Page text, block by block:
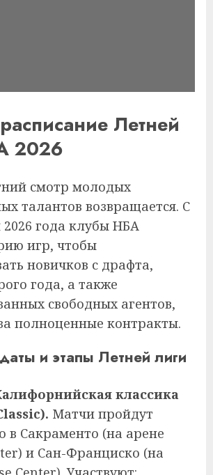
Летней
2026
смотр молодых
талантов возвращается. С
года клубы НБА
игр, чтобы
новичков с драфта,
года, а также
свободных агентов,
полноценные контракты.
и этапы Летней лиги
классика
Матчи пройдут
в Сакраменто (на арене
и Сан-Франциско (на